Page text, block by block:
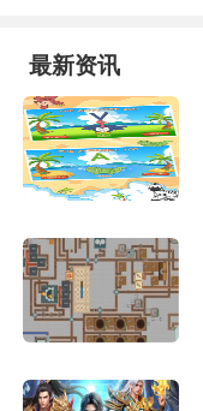
最新资讯